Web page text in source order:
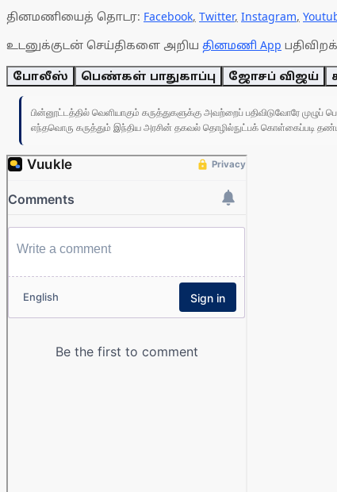
தினமணியைத் தொடர: Facebook, Twitter, Instagram,
உடனுக்குடன் செய்திகளை அறிய தினமணி App
போலீஸ் பெண்கள் பாதுகாப்பு ஜோசப் விஜய்
பின்னூட்டத்தில் வெளியாகும் கருத்துகளுக்கு அவற்றைப் பதிவிடுவோரே
எந்தவொரு கருத்தும் இந்திய அரசின் தகவல் தொழில்நுட்பக் கொள்கைப்படி